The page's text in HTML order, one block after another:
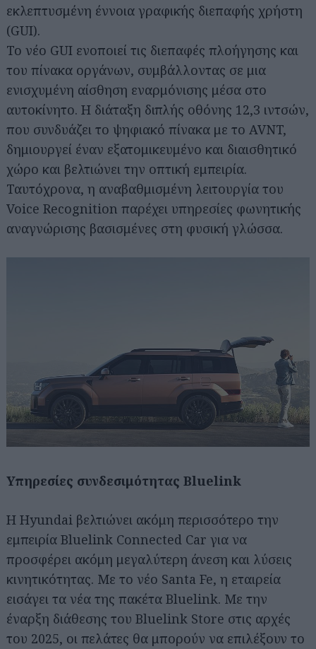
εκλεπτυσμένη έννοια γραφικής διεπαφής χρήστη
(GUI).
Το νέο GUI ενοποιεί τις διεπαφές πλοήγησης και
του πίνακα οργάνων, συμβάλλοντας σε μια
ενισχυμένη αίσθηση εναρμόνισης μέσα στο
αυτοκίνητο. Η διάταξη διπλής οθόνης 12,3 ιντσών,
που συνδυάζει το ψηφιακό πίνακα με το AVNT,
δημιουργεί έναν εξατομικευμένο και διαισθητικό
χώρο και βελτιώνει την οπτική εμπειρία.
Ταυτόχρονα, η αναβαθμισμένη λειτουργία του
Voice Recognition παρέχει υπηρεσίες φωνητικής
αναγνώρισης βασισμένες στη φυσική γλώσσα.
Υπηρεσίες συνδεσιμότητας Bluelink
Η Hyundai βελτιώνει ακόμη περισσότερο την
εμπειρία Bluelink Connected Car για να
προσφέρει ακόμη μεγαλύτερη άνεση και λύσεις
κινητικότητας. Με το νέο Santa Fe, η εταιρεία
εισάγει τα νέα της πακέτα Bluelink. Με την
έναρξη διάθεσης του Bluelink Store στις αρχές
του 2025, οι πελάτες θα μπορούν να επιλέξουν το